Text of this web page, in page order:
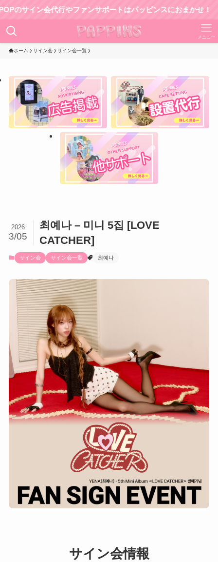
ン会代行やファンサポートはパッピンスにおまかせ！
メニュー
ホーム サイン会 サイン会一覧
최예나 – 미니 5집 [LOVE
CATCHER]
2026
3/05
サイン会 サイン会一覧 최예나
サイン会情報